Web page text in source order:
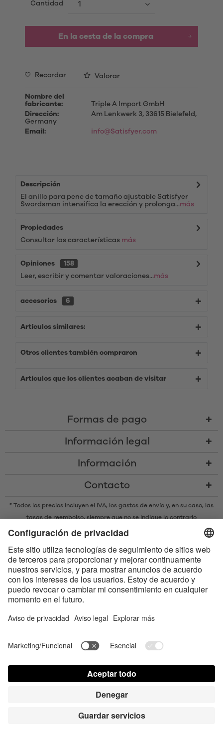
Cantidad
En la cesta de la compra
Recordar Valorar
Nombre del
fabricante:
Triple A Import GmbH
Dirección:
Am Lenkwerk 3, 33615 Bielefeld,
Germany
Email:
info@Satisfyer.com
Descripción
El anillo para pene de tamaño ajustable Satisfyer
Swordsman intensifica la erección y prolonga...más
Propiedades
Consultar las características más
Opiniones
158
Leer, escribir y comentar valoraciones...más
accesorios 6
Artículos similares:
Otros clientes también compraron
Artículos que los clientes acaban de visitar
Formas de pago
Información legal
Información
Contacto
* Todos los precios incluyen el IVA, los gastos de envío y, en su caso, las
tasas de reembolso, siempre que no se indique lo contrario
* La marca denominativa y los logotipos Bluetooth® son marcas
marcas por parte de Satisfyer GmbH se realiza bajo licencia.
Apple, el logotipo de Apple y Apple Watch son marcas registradas
propiedad de Apple Inc. Google Play y el logotipo de Google Play son
marcas comerciales de Google LLC.
Contact us today Configuración de cookies
Instrucciones Contacto Acceso para la prensa